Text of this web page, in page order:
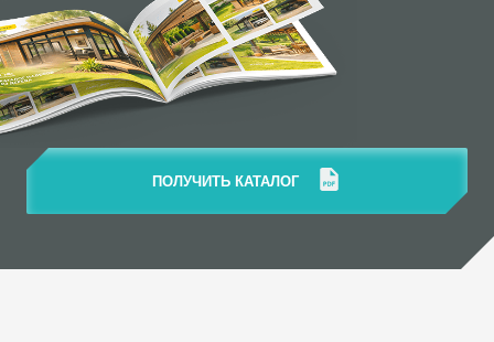
ПОЛУЧИТЬ КАТАЛОГ